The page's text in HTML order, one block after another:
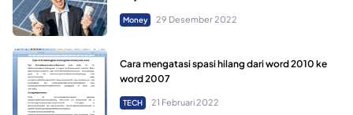
Money 29 Desember 2022
Cara mengatasi spasi hilang dari word 2010 ke
word 2007
TECH 21 Februari 2022